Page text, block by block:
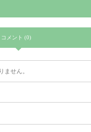
コメント (0)
ません。